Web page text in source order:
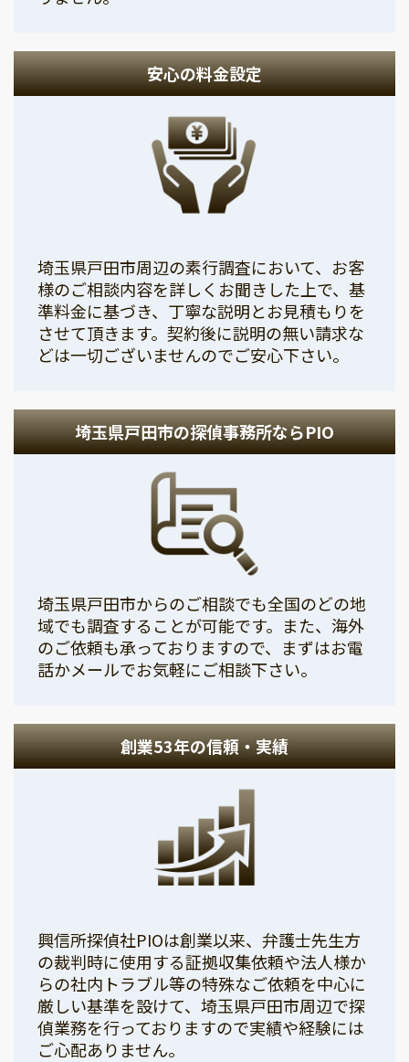
安心の料金設定
埼玉県戸田市周辺の素行調査において、お客
様のご相談内容を詳しくお聞きした上で、基
準料金に基づき、丁寧な説明とお見積もりを
させて頂きます。契約後に説明の無い請求な
どは一切ございませんのでご安心下さい。
埼玉県戸田市の探偵事務所ならPIO
埼玉県戸田市からのご相談でも全国のどの地
域でも調査することが可能です。また、海外
のご依頼も承っておりますので、まずはお電
話かメールでお気軽にご相談下さい。
創業53年の信頼・実績
興信所探偵社PIOは創業以来、弁護士先生方
の裁判時に使用する証拠収集依頼や法人様か
らの社内トラブル等の特殊なご依頼を中心に
厳しい基準を設けて、埼玉県戸田市周辺で探
偵業務を行っておりますので実績や経験には
ご心配ありません。